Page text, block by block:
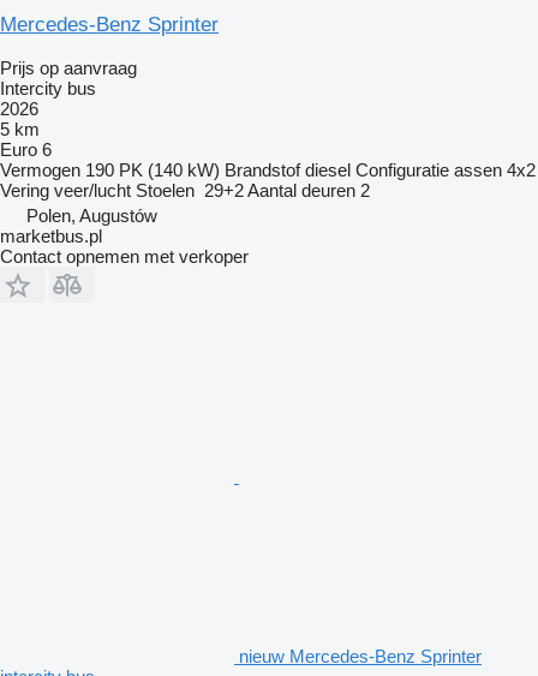
Mercedes-Benz Sprinter
Prijs op aanvraag
Intercity bus
2026
5 km
Euro 6
Vermogen 190 PK (140 kW) Brandstof diesel Configuratie assen 4x2
Vering veer/lucht Stoelen 29+2Aantal deuren 2
Polen, Augustów
marketbus.pl
Contact opnemen met verkoper
nieuw Mercedes-Benz Sprinter